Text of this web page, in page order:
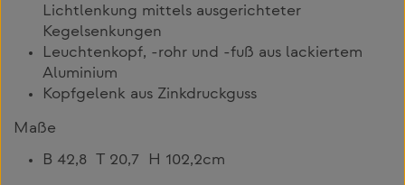
Lichtlenkung mittels ausgerichteter
Kegelsenkungen
Leuchtenkopf, -rohr und -fuß aus lackiertem
Aluminium
Kopfgelenk aus Zinkdruckguss
Maße
B 42,8 T 20,7 H 102,2cm